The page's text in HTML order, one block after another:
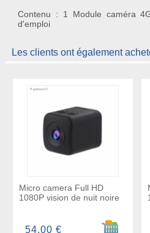
Contenu : 1 Module caméra
d'emploi
Les clients ont également
Micro camera Full HD
1080P vision de nuit noire
Ajouter
54,00 €